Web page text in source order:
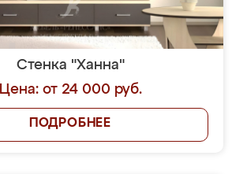
Стенка "Ханна"
Цена: от 24 000 руб.
ПОДРОБНЕЕ